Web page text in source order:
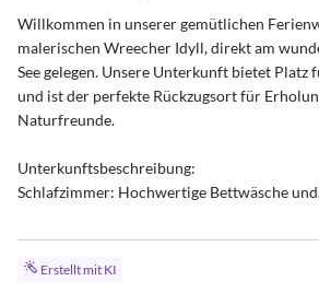
Willkommen in unserer gemütlichen
malerischen Wreecher Idyll, direkt am
See gelegen. Unsere Unterkunft bietet Platz
und ist der perfekte Rückzugsort für
Naturfreunde.
Unterkunftsbeschreibung:
Schlafzimmer: Hochwertige Bettwäsche
Erstellt mit KI